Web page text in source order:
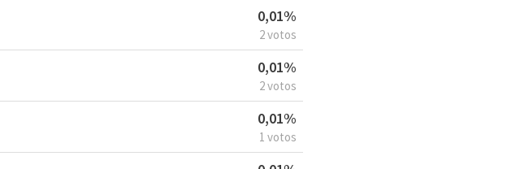
0,01%
2 votos
0,01%
2 votos
0,01%
1 votos